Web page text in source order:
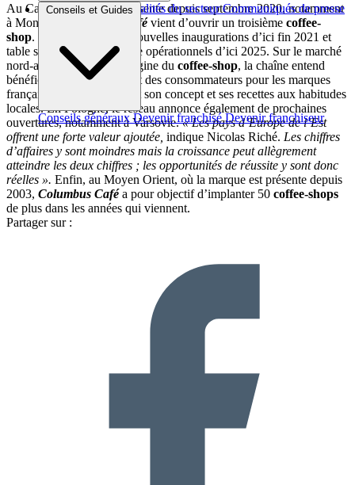
Brèves et actus Actualités du secteur Communiqués de presse
Conseils et Guides
Conseils généraux Devenir franchisé Devenir franchiseur
Au Canada, où elle est présente depuis septembre 2020, notamment
à Montréal,
Columbus Cafévient d’ouvrir un troisième coffee-
shop. Elle programme 6 nouvelles inaugurations d’ici fin 2021 et
table sur 80 points de vente opérationnels d’ici 2025. Sur le marché
nord-américain, terre d’origine du coffee-shop, la chaîne entend
bénéficier de l’engouement des consommateurs pour les marques
françaises, tout en adaptant son concept et ses recettes aux habitudes
locales. En Pologne, le réseau annonce également de prochaines
ouvertures, notamment à Varsovie.« Les pays d’Europe de l’Est
offrent une forte valeur ajoutée, indique Nicolas Riché. Les chiffres
d’affaires y sont moindres mais la croissance peut allègrement
atteindre les deux chiffres ; les opportunités de réussite y sont donc
réelles ». Enfin, au Moyen Orient, où la marque est présente depuis
2003, Columbus Caféa pour objectif d’implanter 50 coffee-shops
de plus dans les années qui viennent.
Partager sur :